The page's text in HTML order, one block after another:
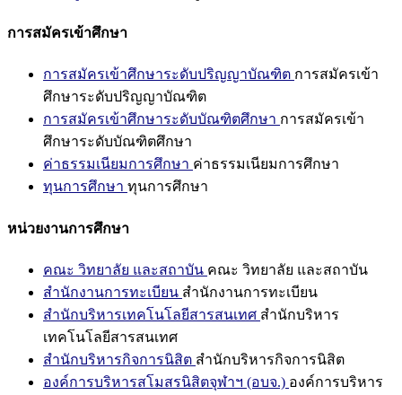
การสมัครเข้าศึกษา
การสมัครเข้าศึกษาระดับปริญญาบัณฑิต การสมัครเข้า
ศึกษาระดับปริญญาบัณฑิต
การสมัครเข้าศึกษาระดับบัณฑิตศึกษา การสมัครเข้า
ศึกษาระดับบัณฑิตศึกษา
ค่าธรรมเนียมการศึกษา ค่าธรรมเนียมการศึกษา
ทุนการศึกษา ทุนการศึกษา
หน่วยงานการศึกษา
คณะ วิทยาลัย และสถาบัน คณะ วิทยาลัย และสถาบัน
สำนักงานการทะเบียน สำนักงานการทะเบียน
สำนักบริหารเทคโนโลยีสารสนเทศ สำนักบริหาร
เทคโนโลยีสารสนเทศ
สำนักบริหารกิจการนิสิต สำนักบริหารกิจการนิสิต
องค์การบริหารสโมสรนิสิตจุฬาฯ (อบจ.) องค์การบริหาร